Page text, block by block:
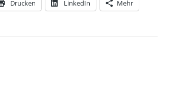
Drucken LinkedIn Mehr